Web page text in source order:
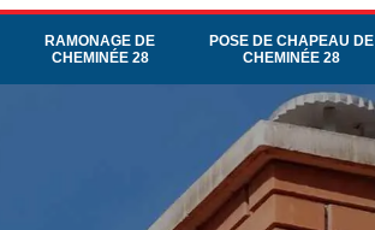
RAMONAGE DE
CHEMINÉE 28
POSE DE CHAPEAU DE
CHEMINÉE 28